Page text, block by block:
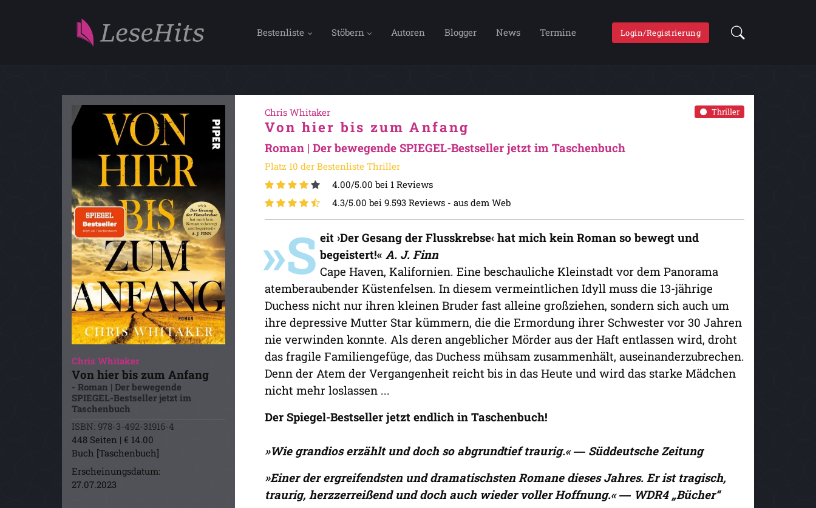
Bestenliste Stöbern Autoren Blogger News Termine Login/Registrierung
Chris Whitaker
Von hier bis zum Anfang
- Roman | Der bewegende
SPIEGEL-Bestseller jetzt im
Taschenbuch
ISBN: 978-3-492-31916-4
448 Seiten | € 14.00
Buch [Taschenbuch]
Erscheinungsdatum:
27.07.2023
Thriller
Chris Whitaker
Von hier bis zum Anfang
Roman | Der bewegende SPIEGEL-Bestseller jetzt im Taschenbuch
Platz 10 der Bestenliste Thriller
4.00/5.00 bei 1 Reviews
4.3/5.00 bei 9.593 Reviews - aus dem Web
»S eit ›Der Gesang der Flusskrebse‹ hat mich kein Roman so bewegt und
begeistert!« A. J. Finn
Cape Haven, Kalifornien. Eine beschauliche Kleinstadt vor dem Panorama
atemberaubender Küstenfelsen. In diesem vermeintlichen Idyll muss die 13-jährige
Duchess nicht nur ihren kleinen Bruder fast alleine großziehen, sondern sich auch um
ihre depressive Mutter Star kümmern, die die Ermordung ihrer Schwester vor 30 Jahren
nie verwinden konnte. Als deren angeblicher Mörder aus der Haft entlassen wird, droht
das fragile Familiengefüge, das Duchess mühsam zusammenhält, auseinanderzubrechen.
Denn der Atem der Vergangenheit reicht bis in das Heute und wird das starke Mädchen
nicht mehr loslassen ...
Der Spiegel-Bestseller jetzt endlich in Taschenbuch!
»Wie grandios erzählt und doch so abgrundtief traurig.« ― Süddeutsche Zeitung
»Einer der ergreifendsten und dramatischsten Romane dieses Jahres. Er ist tragisch,
traurig, herzzerreißend und doch auch wieder voller Hoffnung.« ― WDR4 „Bücher“